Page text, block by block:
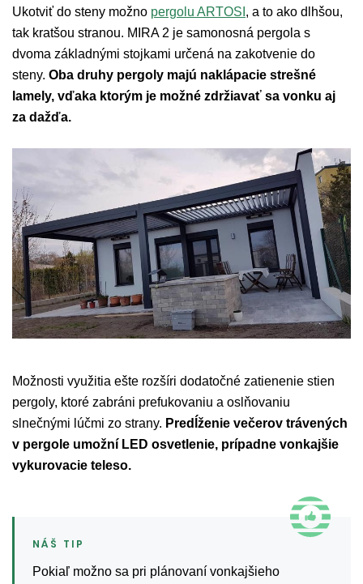
Ukotviť do steny možno pergolu ARTOSI , a to ako dlhšou,
tak kratšou stranou. MIRA 2 je samonosná pergola s
dvoma základnými stojkami určená na zakotvenie do
steny. Oba druhy pergoly majú naklápacie strešné
lamely, vďaka ktorým je možné zdržiavať sa vonku aj
za dažďa.
Možnosti využitia ešte rozšíri dodatočné zatienenie stien
pergoly, ktoré zabráni prefukovaniu a oslňovaniu
slnečnými lúčmi zo strany. Predĺženie večerov trávených
v pergole umožní LED osvetlenie, prípadne vonkajšie
vykurovacie teleso.
Pokiaľ možno sa pri plánovaní vonkajšieho